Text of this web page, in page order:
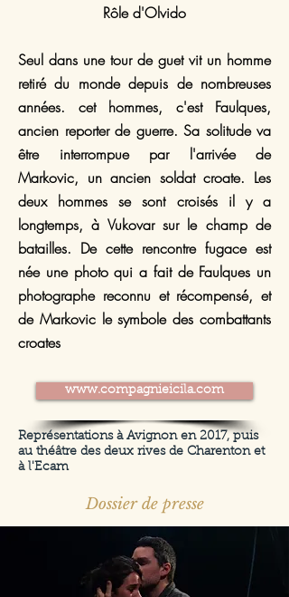
Rôle d'Olvido
Seul dans une tour de guet vit un homme
retiré du monde depuis de nombreuses
années. cet hommes, c'est Faulques,
ancien reporter de guerre. Sa solitude va
être interrompue par l'arrivée de
Markovic, un ancien soldat croate. Les
deux hommes se sont croisés il y a
longtemps, à Vukovar sur le champ de
batailles. De cette rencontre fugace est
née une photo qui a fait de Faulques un
photographe reconnu et récompensé, et
de Markovic le symbole des combattants
croates
www.compagnieicila.com
Représentations à Avignon en 2017, puis
au théâtre des deux rives de Charenton et
à l'Ecam
Dossier de presse